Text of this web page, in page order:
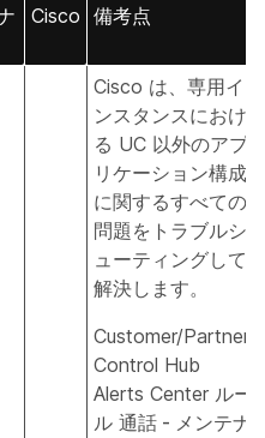
Cisco 備考点
Cisco は、専用イ
ンスタンスにおけ
る UC 以外のアプ
リケーション構成
に関するすべての
問題をトラブルシ
ューティングして
解決します。
Customer/Partner
Control Hub
Alerts Center ルー
ル 通話 - メンテナ